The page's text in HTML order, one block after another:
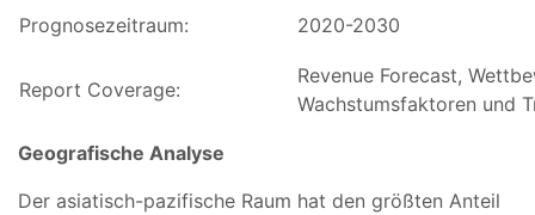
Prognosezeitraum: 2020-2030
Report Coverage:
Revenue Forecast,
Wachstumsfaktoren und
Geografische Analyse
Der asiatisch-pazifische Raum hat den größten Anteil